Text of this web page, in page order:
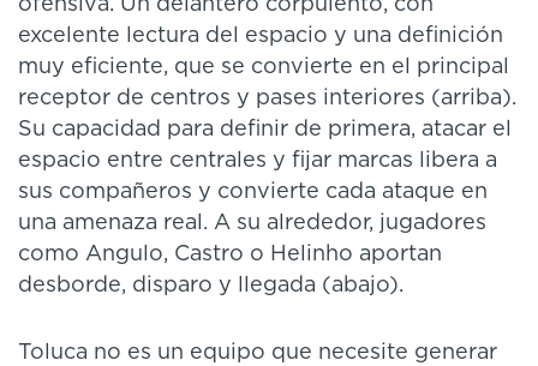
ofensiva. Un delantero corpulento, con
excelente lectura del espacio y una definición
muy eficiente, que se convierte en el principal
receptor de centros y pases interiores (arriba).
Su capacidad para definir de primera, atacar el
espacio entre centrales y fijar marcas libera a
sus compañeros y convierte cada ataque en
una amenaza real. A su alrededor, jugadores
como Angulo, Castro o Helinho aportan
desborde, disparo y llegada (abajo).
Toluca no es un equipo que necesite generar